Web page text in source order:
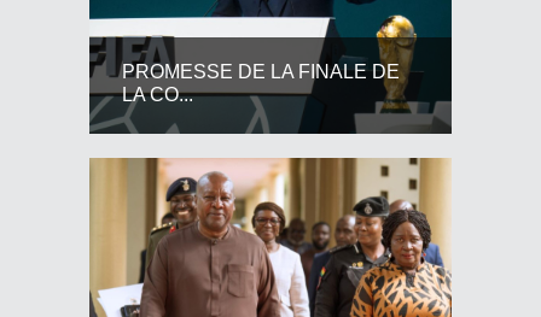
PROMESSE DE LA FINALE DE
LA CO...